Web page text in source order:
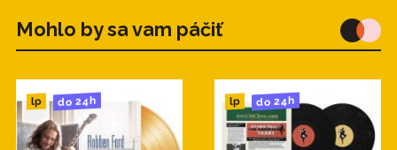
Mohlo by sa vam páčiť
lp do 24h lp do 24h